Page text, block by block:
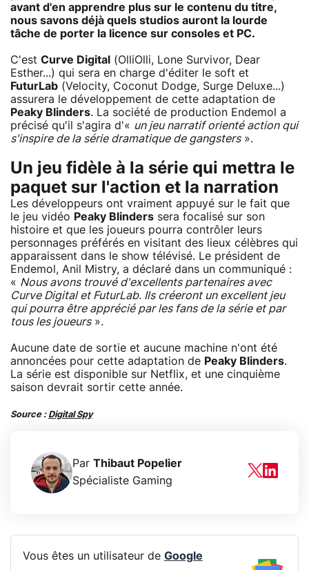
avant d'en apprendre plus sur le contenu du titre,
nous savons déjà quels studios auront la lourde
tâche de porter la licence sur consoles et PC.
C'est Curve Digital
(OlliOlli, Lone Survivor, Dear
Esther...) qui sera en charge d'éditer le soft et
FuturLab (Velocity, Coconut Dodge, Surge Deluxe...)
assurera le développement de cette adaptation de
Peaky Blinders. La société de production Endemol a
précisé qu'il s'agira d'« un jeu narratif orienté action qui
s'inspire de la série dramatique de gangsters».
Un jeu fidèle à la série qui mettra le
paquet sur l'action et la narration
Les développeurs ont vraiment appuyé sur le fait que
le jeu vidéo Peaky Blinders sera focalisé sur son
histoire et que les joueurs pourra contrôler leurs
personnages préférés en visitant des lieux célèbres qui
apparaissent dans le show télévisé. Le président de
Endemol, Anil Mistry, a déclaré dans un communiqué :
« Nous avons trouvé d'excellents partenaires avec
Curve Digital et FuturLab. Ils créeront un excellent jeu
qui pourra être apprécié par les fans de la série et par
tous les joueurs».
Aucune date de sortie et aucune machine n'ont été
annoncées pour cette adaptation de Peaky Blinders.
La série est disponible sur Netflix, et une cinquième
saison devrait sortir cette année.
Source : Digital Spy
Par Thibaut Popelier
Spécialiste Gaming
Vous êtes un utilisateur de Google